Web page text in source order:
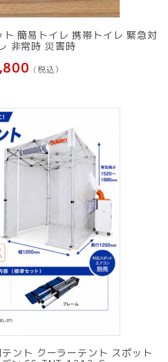
簡易トイレ 携帯トイレ 緊急対
非常時 災害時
(税込）
テント クーラーテント スポット